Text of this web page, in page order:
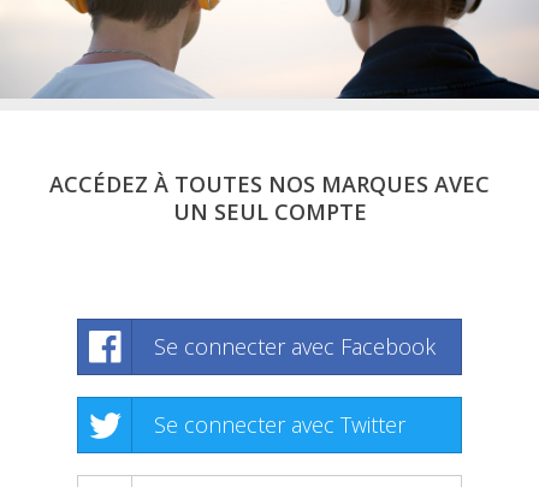
ACCÉDEZ À TOUTES NOS MARQUES AVEC
UN SEUL COMPTE
Se connecter avec Facebook
Se connecter avec Twitter